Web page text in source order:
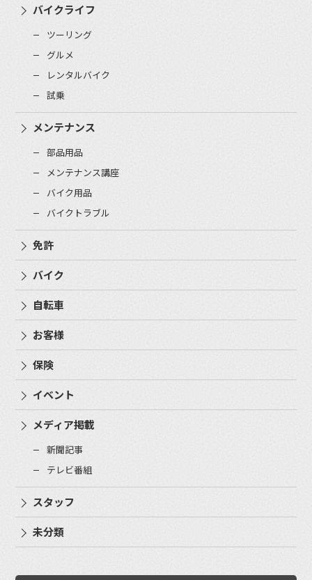
バイクライフ
ツーリング
グルメ
レンタルバイク
試乗
メンテナンス
部品用品
メンテナンス講座
バイク用品
バイクトラブル
免許
バイク
自転車
お客様
保険
イベント
メディア掲載
新聞記事
テレビ番組
スタッフ
未分類